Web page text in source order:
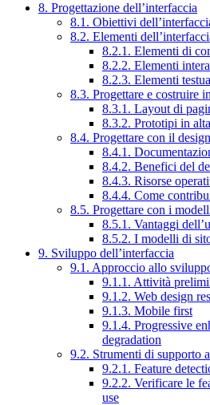
8. Progettazione dell’interfaccia
8.1. Obiettivi
8.2. Elementi
8.2.1. Elementi di
8.2.2. Elementi
8.2.3. Elementi
8.3. Progettare e costruire
8.3.1. Layout di
8.3.2. Prototipi in
8.4. Progettare con il
8.4.1.
8.4.2. Benefici del
8.4.3. Risorse
8.4.4. Come
8.5. Progettare con i
8.5.1. Vantaggi
8.5.2. I modelli di
9. Sviluppo dell’interfaccia
9.1. Approccio allo
9.1.1. Attività
9.1.2. Web design
9.1.3. Mobile first
9.1.4. Progressive
degradation
9.2. Strumenti di supporto
9.2.1. Feature
9.2.2. Verificare le
use